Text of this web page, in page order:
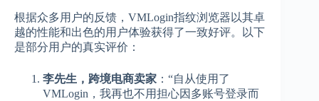
根据众多用户的反馈，VMLogin指纹浏览器以其卓
越的性能和出色的用户体验获得了一致好评。以下
是部分用户的真实评价：
李先生，跨境电商卖家 ：“自从使用了
VMLogin，我再也不用担心因多账号登录而